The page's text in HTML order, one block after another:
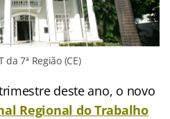
da 7ª Região (CE)
deste ano, o novo
Regional do Trabalho